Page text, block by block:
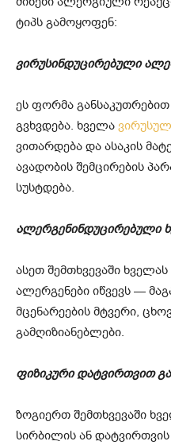
ტიპს გამოყოფენ:
ვირუსინდუცირებული
ეს ფორმა
გვხვდება. ხველა
ვითარდება და ასაკის
ავადობის შემცირების
სუსტდება.
ალერგენინდუცირებული
ასეთ შემთხვევაში
ალერგენები იწვევს —
მცენარეების მტვერი,
გამღიზიანებლები.
ფიზიკური დატვირთვით
ზოგიერთ შემთხვევაში
სირბილის ან